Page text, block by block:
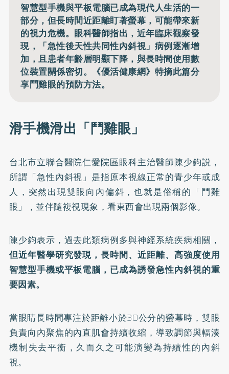
智慧型手機與平板電腦已成為現代人生活的一
部分，但長時間近距離盯著螢幕，可能帶來新
的視力危機。眼科醫師指出，近年臨床觀察發
現，「急性後天性共同性內斜視」病例逐漸增
加，且患者年齡層明顯下降，與長時間使用數
位裝置關係密切。《優活健康網》特摘此篇分
享鬥雞眼的預防方法。
滑手機滑出「鬥雞眼」
台北市立聯合醫院仁愛院區眼科主治醫師陳少鈞説，
所謂「急性內斜視」是指原本視線正常的青少年或成
人，突然出現雙眼向內偏斜，也就是俗稱的「鬥雞
眼」，並伴隨複視現象，看東西會出現兩個影像。
陳少鈞表示，過去此類病例多與神經系統疾病相關，
但近年醫學研究發現，長時間、近距離、高強度使用
智慧型手機或平板電腦，已成為誘發急性內斜視的重
要因素。
當眼睛長時間專注於距離小於30公分的螢幕時，雙眼
負責向內聚焦的內直肌會持續收縮，導致調節與輻湊
機制失去平衡，久而久之可能演變為持續性的內斜
視。